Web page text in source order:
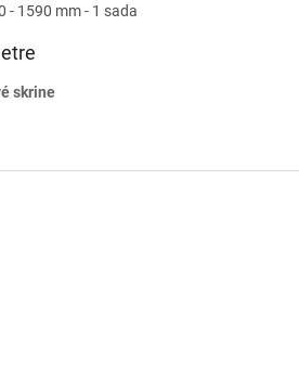
- 1590 mm - 1 sada
skrine